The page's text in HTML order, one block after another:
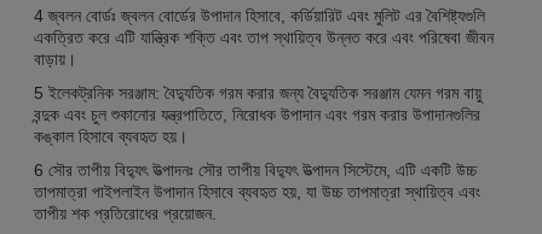
4 জ্বলন বোর্ডঃ জ্বলন বোর্ডের উপাদান হিসাবে, কর্ডিয়ারিট এবং মুলিট এর বৈশিষ্ট্যগুলি
একত্রিত করে এটি যান্ত্রিক শক্তি এবং তাপ স্থায়িত্ব উন্নত করে এবং পরিষেবা জীবন
বাড়ায়।
5 ইলেকট্রনিক সরঞ্জাম: বৈদ্যুতিক গরম করার জন্য বৈদ্যুতিক সরঞ্জাম যেমন গরম বায়ু
বন্দুক এবং চুল শুকানোর যন্ত্রপাতিতে, নিরোধক উপাদান এবং গরম করার উপাদানগুলির
কঙ্কাল হিসাবে ব্যবহৃত হয়।
6 সৌর তাপীয় বিদ্যুৎ উত্পাদনঃ সৌর তাপীয় বিদ্যুৎ উত্পাদন সিস্টেমে, এটি একটি উচ্চ
তাপমাত্রা পাইপলাইন উপাদান হিসাবে ব্যবহৃত হয়, যা উচ্চ তাপমাত্রা স্থায়িত্ব এবং
তাপীয় শক প্রতিরোধের প্রয়োজন.